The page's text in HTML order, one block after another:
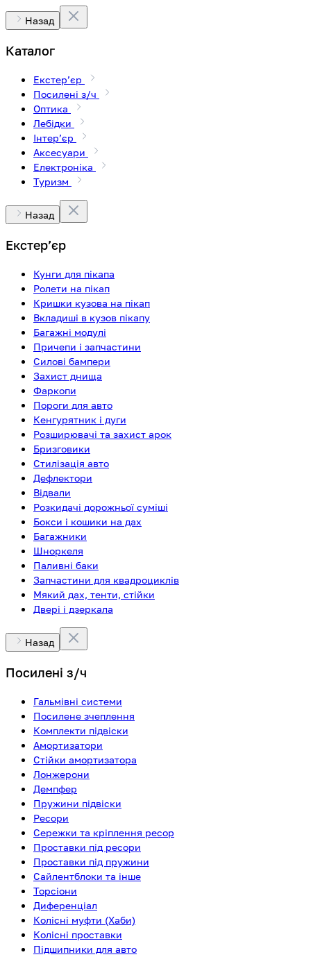
Назад
Каталог
Екстерʼєр
Посилені з/ч
Оптика
Лебідки
Інтерʼєр
Аксесуари
Електроніка
Туризм
Назад
Екстерʼєр
Кунги для пікапа
Ролети на пікап
Кришки кузова на пікап
Вкладиші в кузов пікапу
Багажні модулі
Причепи і запчастини
Силові бампери
Захист днища
Фаркопи
Пороги для авто
Кенгурятник і дуги
Розширювачі та захист арок
Бризговики
Стилізація авто
Дефлектори
Відвали
Розкидачі дорожньої суміші
Бокси і кошики на дах
Багажники
Шноркеля
Паливні баки
Запчастини для квадроциклів
Мякий дах, тенти, стійки
Двері і дзеркала
Назад
Посилені з/ч
Гальмівні системи
Посилене зчеплення
Комплекти підвіски
Амортизатори
Стійки амортизатора
Лонжерони
Демпфер
Пружини підвіски
Ресори
Сережки та кріплення ресор
Проставки під ресори
Проставки під пружини
Сайлентблоки та інше
Торсіони
Диференціал
Колісні муфти (Хаби)
Колісні проставки
Підшипники для авто